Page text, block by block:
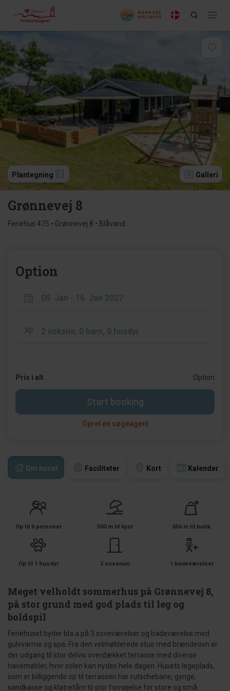
Plantegning Galleri
Grønnevej 8
Feriehus 475 • Grønnevej 8 • Blåvand
Om huset Faciliteter Kort Kalender
Op til 6 personer 500 m til kyst 556 m til butik
Op til 1 husdyr 3 soverum 1 badeværelser
Meget velholdt sommerhus på Grønnevej 8,
på stor grund med god plads til leg og
boldspil
Feriehuset byder bla.a på 3 soveværelser og badeværelse med
gulvvarme og spa. Fra den velmøblerede stue med brændeovn er
der udgang til stor delvis overdækket terrasse med diverse
havemøbler, hvor solen kan nydes hele dagen. Husets legeplads,
som er billiggende op til terrassen har rutschebane, gynge,
sandkasse og klatretårn til stor fornøjelse for store og små.
Option
Pris i alt Option
Start booking
Opret en søgeagent